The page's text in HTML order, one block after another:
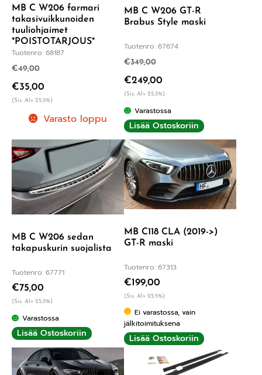
MB C W206 farmari
takasivuikkunoiden
tuuliohjaimet
*POISTOTARJOUS*
Tuotenro: 68187
€49,00
€35,00
(Sis. Alv 25,5%)
Varasto loppu
MB C W206 GT-R
Brabus Style maski
Tuotenro: 67674
€349,00
€249,00
(Sis. Alv 25,5%)
Varastossa
Lisää Ostoskoriin
MB C W206 sedan
takapuskurin suojalista
Tuotenro: 67771
€75,00
(Sis. Alv 25,5%)
Varastossa
Lisää Ostoskoriin
MB C118 CLA (2019->)
GT-R maski
Tuotenro: 67313
€199,00
(Sis. Alv 25,5%)
Ei varastossa, vain
jälkitoimituksena
Lisää Ostoskoriin